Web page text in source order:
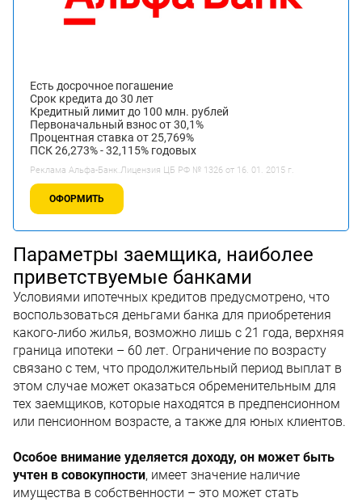
Есть досрочное погашение
Срок кредита до 30 лет
Кредитный лимит до 100 млн. рублей
Первоначальный взнос от 30,1%
Процентная ставка от 25,769%
ПСК 26,273% - 32,115% годовых
Реклама Альфа-Банк.Лицензия ЦБ РФ № 1326 от 16. 01. 2015 г.
ОФОРМИТЬ
Параметры заемщика, наиболее
приветствуемые банками
Условиями ипотечных кредитов предусмотрено, что
воспользоваться деньгами банка для приобретения
какого-либо жилья, возможно лишь с 21 года, верхняя
граница ипотеки – 60 лет. Ограничение по возрасту
связано с тем, что продолжительный период выплат в
этом случае может оказаться обременительным для
тех заемщиков, которые находятся в предпенсионном
или пенсионном возрасте, а также для юных клиентов.
Особое внимание уделяется доходу, он может быть
учтен в совокупности, имеет значение наличие
имущества в собственности – это может стать